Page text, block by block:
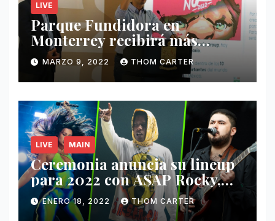
LIVE
Parque Fundidora en
Monterrey recibirá más
ingresos por festivales de
Música.
MARZO 9, 2022 THOM CARTER
LIVE MAIN
Ceremonia anuncia su lineup
para 2022 con A$AP Rocky,
Nathy Peluso, Noah Pino Palo
y más.
ENERO 18, 2022 THOM CARTER